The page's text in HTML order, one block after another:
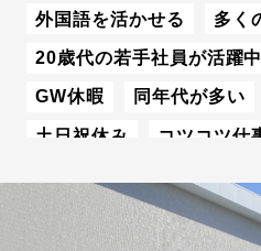
外国語を活かせる 多く
20歳代の若手社員が活躍中
GW休暇 同年代が多い
土日祝休み コツコツ仕
U・Iターン学生歓迎